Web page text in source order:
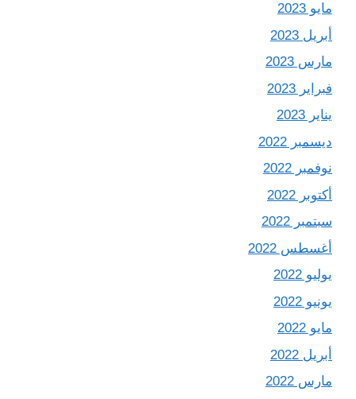
مايو 2023
أبريل 2023
مارس 2023
فبراير 2023
يناير 2023
ديسمبر 2022
نوفمبر 2022
أكتوبر 2022
سبتمبر 2022
أغسطس 2022
يوليو 2022
يونيو 2022
مايو 2022
أبريل 2022
مارس 2022